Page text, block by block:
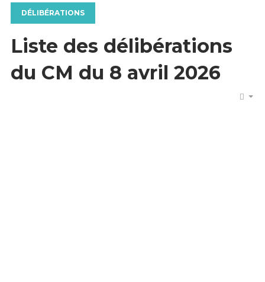
DÉLIBÉRATIONS
Liste des délibérations
du CM du 8 avril 2026